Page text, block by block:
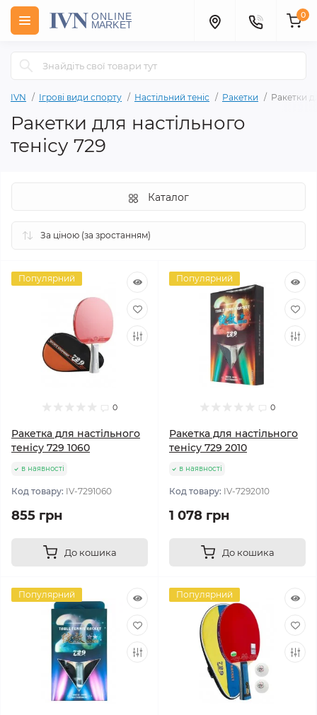
0
IVN Ігрові види спорту Настільний теніс Ракетки Ракетки
Ракетки для настільного
тенісу 729
Каталог
Популярний
0
Ракетка для настільного
тенісу 729 1060
в наявності
Код товару: IV-7291060
855 грн
До кошика
Популярний
0
Ракетка для настільного
тенісу 729 2010
в наявності
Код товару: IV-7292010
1 078 грн
До кошика
Популярний Популярний